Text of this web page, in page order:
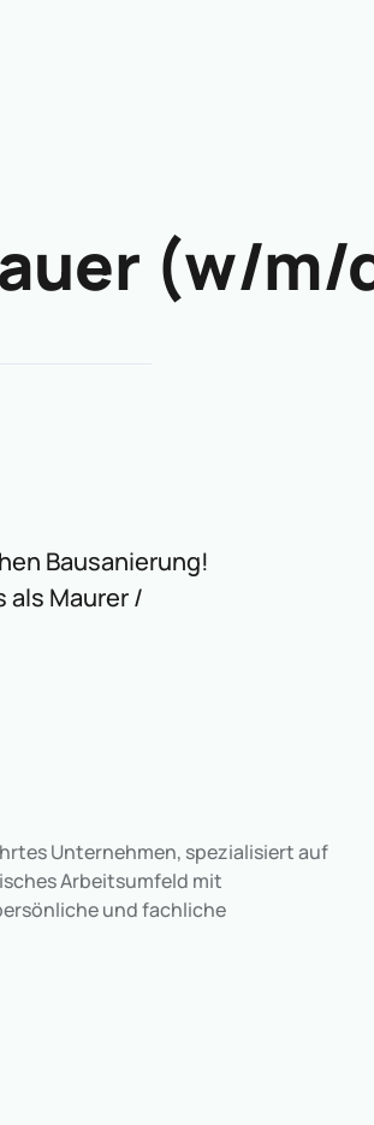
(w/m/
Bausanierung!
als Maurer /
Unternehmen, spezialisiert auf
Arbeitsumfeld mit
und fachliche